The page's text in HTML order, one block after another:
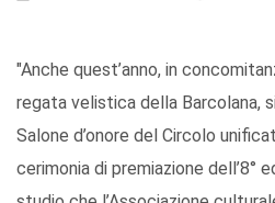
"Anche quest’anno, in
regata velistica della Barcolana,
Salone d’onore del Circolo
cerimonia di premiazione dell’8°